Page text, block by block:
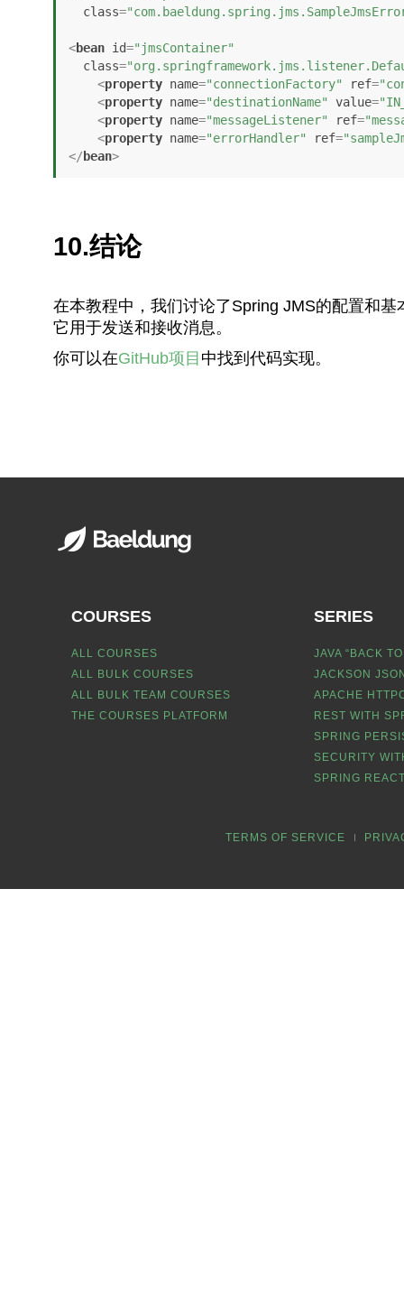
class=
<bean id="jmsContainer"
class=
<property name="connectionFactory" ref=
<property name="destinationName" value=
<property name="messageListener" ref=
<property name="errorHandler" ref=
</ bean>
10.结论
在本教程中，我们讨论了Spring JMS的配置和
它用于发送和接收消息。
你可以在GitHub项目 中找到代码实现。
COURSES
ALL COURSES
ALL BULK COURSES
ALL BULK TEAM COURSES
THE COURSES PLATFORM
SERIES
JAVA “BACK
JACKSON
APACHE
REST WITH
SPRING
SECURITY
SPRING
TERMS OF SERVICE